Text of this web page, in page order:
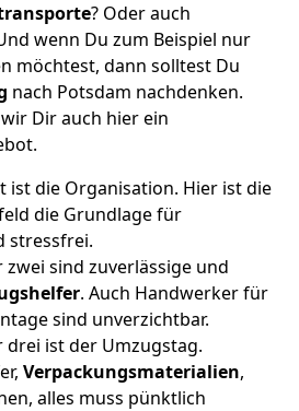
? Oder auch
wenn Du zum Beispiel nur
möchtest, dann solltest Du
nach Potsdam nachdenken.
Dir auch hier ein
ist die Organisation. Hier ist die
die Grundlage für
stressfrei.
sind zuverlässige und
. Auch Handwerker für
sind unverzichtbar.
ist der Umzugstag.
Verpackungsmaterialien,
alles muss pünktlich